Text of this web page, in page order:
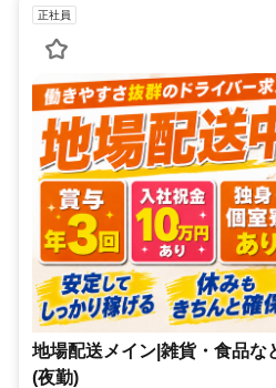
正社員
地場配送メイン|雑貨・食品な
(夜勤)